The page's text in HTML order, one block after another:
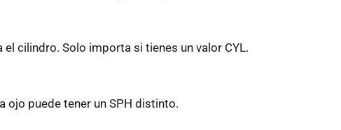
cilindro. Solo importa si tienes un valor CYL.
ojo puede tener un SPH distinto.